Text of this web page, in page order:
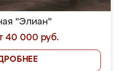
"Элиан"
40 000 руб.